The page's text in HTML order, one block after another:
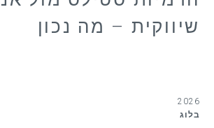
שיווקית – מה נכון
2026
בלוג